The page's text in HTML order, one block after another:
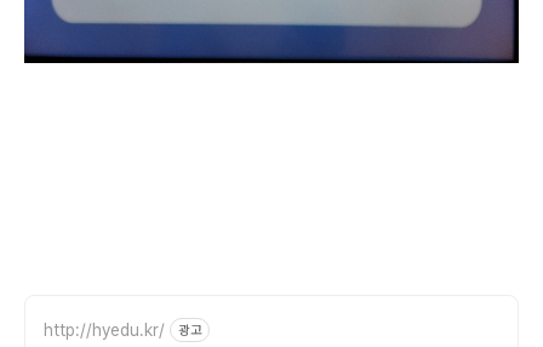
http://hyedu.kr/ 광고